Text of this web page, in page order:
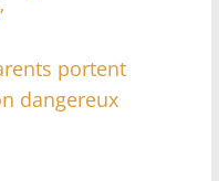
portent
dangereux